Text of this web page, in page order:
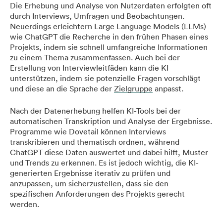
Die Erhebung und Analyse von Nutzerdaten erfolgten oft
durch Interviews, Umfragen und Beobachtungen.
Neuerdings erleichtern Large Language Models (LLMs)
wie ChatGPT die Recherche in den frühen Phasen eines
Projekts, indem sie schnell umfangreiche Informationen
zu einem Thema zusammenfassen. Auch bei der
Erstellung von Interviewleitfäden kann die KI
unterstützen, indem sie potenzielle Fragen vorschlägt
und diese an die Sprache der Zielgruppe anpasst.
Nach der Datenerhebung helfen KI-Tools bei der
automatischen Transkription und Analyse der Ergebnisse.
Programme wie Dovetail können Interviews
transkribieren und thematisch ordnen, während
ChatGPT diese Daten auswertet und dabei hilft, Muster
und Trends zu erkennen. Es ist jedoch wichtig, die KI-
generierten Ergebnisse iterativ zu prüfen und
anzupassen, um sicherzustellen, dass sie den
spezifischen Anforderungen des Projekts gerecht
werden.